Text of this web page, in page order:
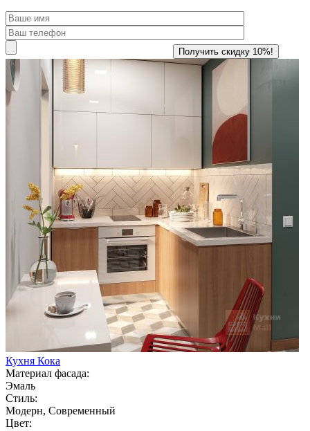
Кухня Кока
Материал фасада:
Эмаль
Стиль:
Модерн, Современный
Цвет: